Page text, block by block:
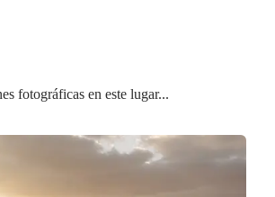
fotográficas en este lugar...